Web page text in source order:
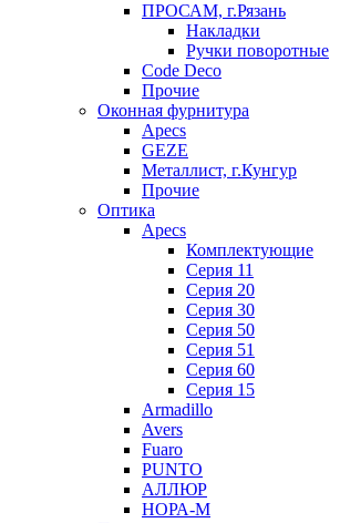
ПРОСАМ, г.Рязань
Накладки
Ручки поворотные
Code Deco
Прочие
Оконная фурнитура
Apecs
GEZE
Металлист, г.Кунгур
Прочие
Оптика
Apecs
Комплектующие
Серия 11
Серия 20
Серия 30
Серия 50
Серия 51
Серия 60
Серия 15
Armadillo
Avers
Fuaro
PUNTO
АЛЛЮР
НОРА-М